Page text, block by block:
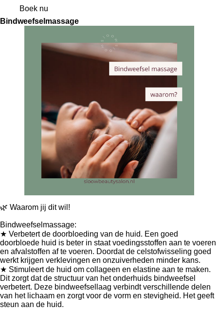
Boek nu
Bindweefselmassage
🌿 Waarom jij dit wil!
Bindweefselmassage:
★ Verbetert de doorbloeding van de huid. Een goed
doorbloede huid is beter in staat voedingsstoffen aan te voeren
en afvalstoffen af te voeren. Doordat de celstofwisseling goed
werkt krijgen verklevingen en onzuiverheden minder kans.
★ Stimuleert de huid om collageen en elastine aan te maken.
Dit zorgt dat de structuur van het onderhuids bindweefsel
verbetert. Deze bindweefsellaag verbindt verschillende delen
van het lichaam en zorgt voor de vorm en stevigheid. Het geeft
steun aan de huid.